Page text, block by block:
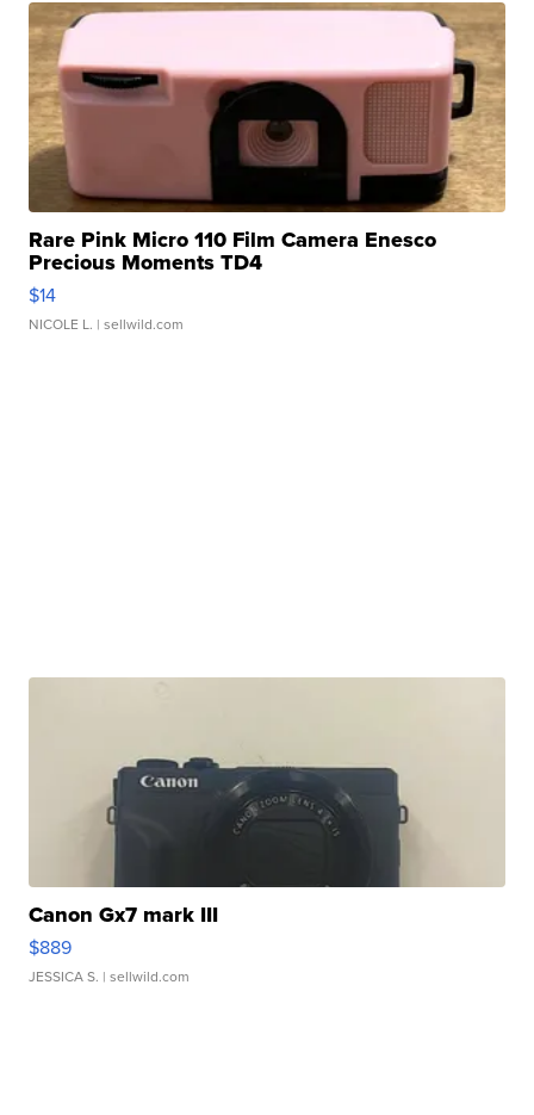
Rare Pink Micro 110 Film Camera Enesco
Precious Moments TD4
$14
NICOLE L. | sellwild.com
Canon Gx7 mark III
$889
JESSICA S. | sellwild.com